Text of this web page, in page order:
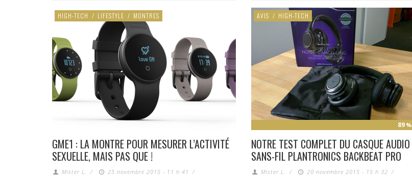
HIGH-TECH / LIFESTYLE / MONTRES
GME1 : LA MONTRE POUR MESURER L’ACTIVITÉ
SEXUELLE, MAIS PAS QUE !
Mister L. / 25 novembre 2015 - 11 h 41 /
89 %
AVIS / HIGH-TECH
NOTRE TEST COMPLET DU CASQUE AUDIO
SANS-FIL PLANTRONICS BACKBEAT PRO
Mister L. / 20 novembre 2015 - 15 h 32 /